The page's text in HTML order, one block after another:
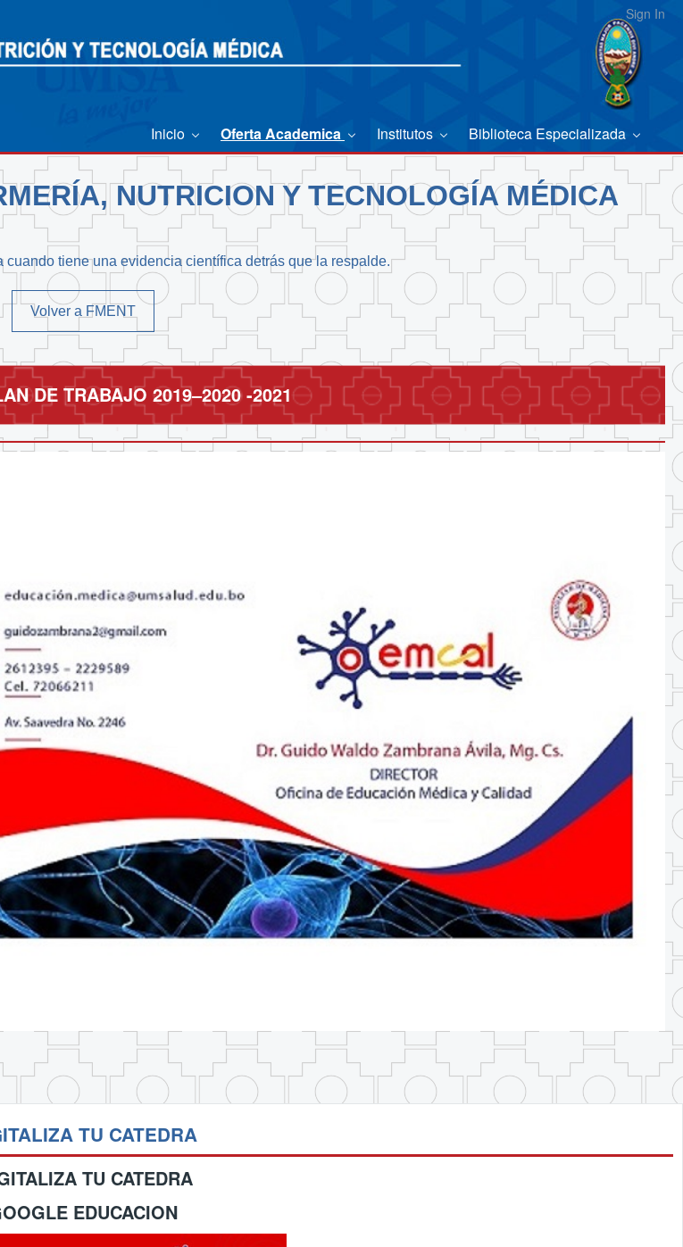
Sign In
Inicio Oferta Academica Institutos Biblioteca Especializada
NUTRICION Y TECNOLOGÍA MÉDICA
cuando tiene una evidencia científica detrás que la respalde.
Volver a FMENT
DE TRABAJO 2019–2020 -2021
TU CATEDRA
TU CATEDRA
EDUCACION